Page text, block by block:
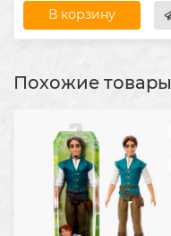
В корзину
Похожие товары